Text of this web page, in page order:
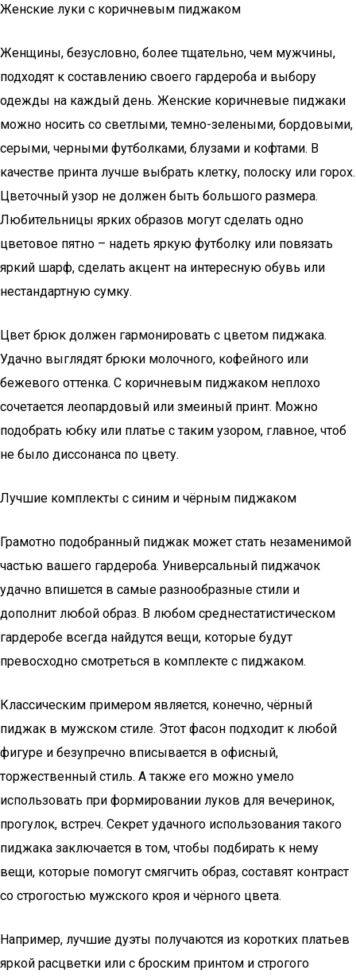
Женские луки с коричневым пиджаком
Женщины, безусловно, более тщательно, чем мужчины,
подходят к составлению своего гардероба и выбору
одежды на каждый день. Женские коричневые пиджаки
можно носить со светлыми, темно-зелеными, бордовыми,
серыми, черными футболками, блузами и кофтами. В
качестве принта лучше выбрать клетку, полоску или горох.
Цветочный узор не должен быть большого размера.
Любительницы ярких образов могут сделать одно
цветовое пятно – надеть яркую футболку или повязать
яркий шарф, сделать акцент на интересную обувь или
нестандартную сумку.
Цвет брюк должен гармонировать с цветом пиджака.
Удачно выглядят брюки молочного, кофейного или
бежевого оттенка. С коричневым пиджаком неплохо
сочетается леопардовый или змеиный принт. Можно
подобрать юбку или платье с таким узором, главное, чтоб
не было диссонанса по цвету.
Лучшие комплекты с синим и чёрным пиджаком
Грамотно подобранный пиджак может стать незаменимой
частью вашего гардероба. Универсальный пиджачок
удачно впишется в самые разнообразные стили и
дополнит любой образ. В любом среднестатистическом
гардеробе всегда найдутся вещи, которые будут
превосходно смотреться в комплекте с пиджаком.
Классическим примером является, конечно, чёрный
пиджак в мужском стиле. Этот фасон подходит к любой
фигуре и безупречно вписывается в офисный,
торжественный стиль. А также его можно умело
использовать при формировании луков для вечеринок,
прогулок, встреч. Секрет удачного использования такого
пиджака заключается в том, чтобы подбирать к нему
вещи, которые помогут смягчить образ, составят контраст
со строгостью мужского кроя и чёрного цвета.
Например, лучшие дуэты получаются из коротких платьев
яркой расцветки или с броским принтом и строгого